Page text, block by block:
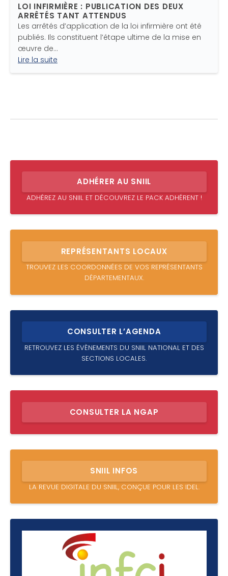
LOI INFIRMIÈRE : PUBLICATION DES DEUX
ARRÊTÉS TANT ATTENDUS
Les arrêtés d’application de la loi infirmière ont été
publiés. Ils constituent l’étape ultime de la mise en
œuvre de…
Lire la suite
ADHÉRER AU SNIIL
ADHÉREZ AU SNIIL ET DÉCOUVREZ LE PACK ADHÉRENT !
REPRÉSENTANTS LOCAUX
TROUVEZ LES COORDONNÉES DE VOS REPRÉSENTANTS
DÉPARTEMENTAUX.
CONSULTER L’AGENDA
RETROUVEZ LES ÉVÈNEMENTS DU SNIIL NATIONAL ET DES
SECTIONS LOCALES.
CONSULTER LA NGAP
SNIIL INFOS
LA REVUE DIGITALE DU SNIIL, CONÇUE POUR LES IDEL.